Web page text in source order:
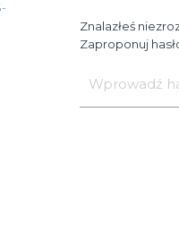
Znalazłeś
Zaproponuj
hasło